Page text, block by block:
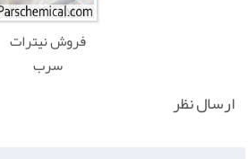
فروش نیترات
سرب
ارسال نظر